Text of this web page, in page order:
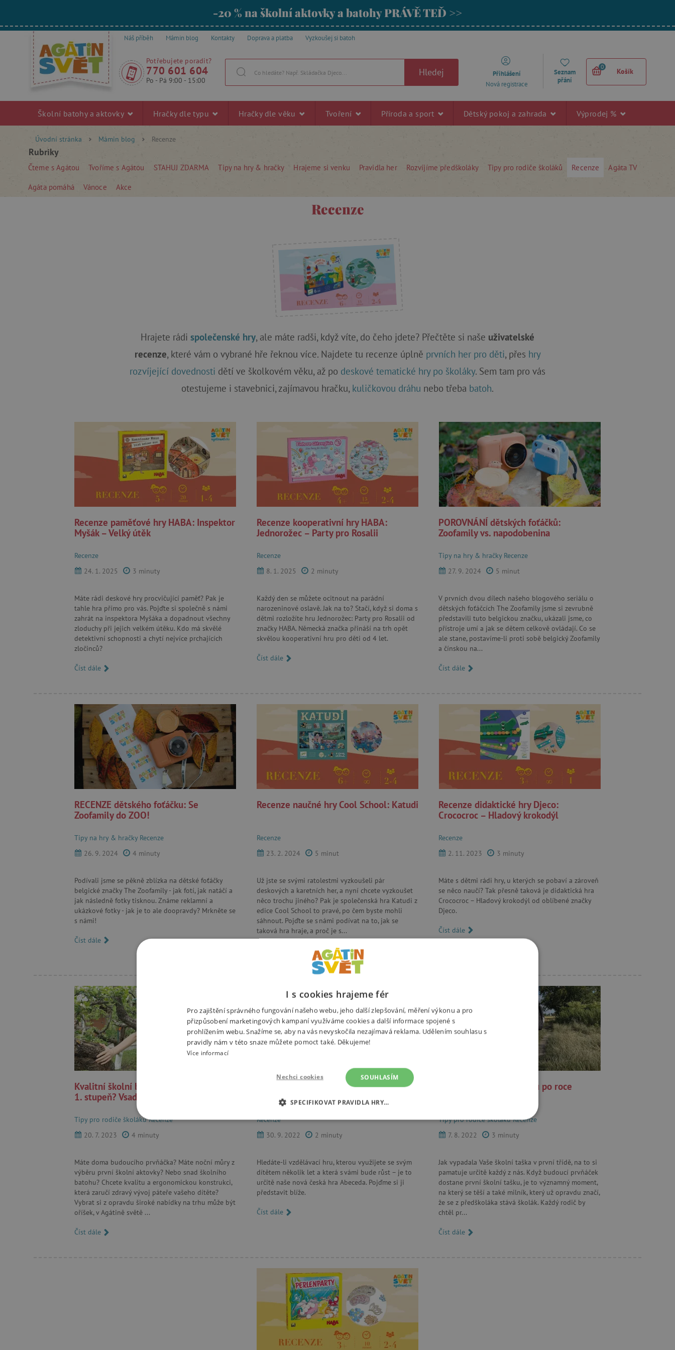
-20 % na školní aktovky a batohy PRÁVĚ TEĎ >>
Náš příběh Mámin blog Kontakty Doprava a platba Vyzkoušej si batoh
Potřebujete poradit?
770 601 604
Po - Pá 9:00 - 15:00
Hledej
Přihlášení
Nová registrace
Seznam
přání
0
Košík
Školní batohy a aktovky Hračky dle typu Hračky dle věku Tvoření Příroda a sport Dětský pokoj a zahrada Výprodej %
Úvodní stránka Mámin blog Recenze
Rubriky
Čteme s Agátou Tvoříme s Agátou STAHUJ ZDARMA Tipy na hry & hračky Hrajeme si venku Pravidla her Rozvíjíme předškoláky Tipy pro rodiče školáků Recenze Agáta TV
Agáta pomáhá Vánoce Akce
Recenze
Hrajete rádi společenské hry, ale máte radši, když víte, do čeho jdete? Přečtěte si naše uživatelské
recenze, které vám o vybrané hře řeknou více. Najdete tu recenze úplně prvních her pro děti, přes hry
rozvíjející dovednosti dětí ve školkovém věku, až po deskové tematické hry po školáky. Sem tam pro vás
otestujeme i stavebnici, zajímavou hračku, kuličkovou dráhu nebo třeba batoh.
Recenze paměťové hry HABA: Inspektor
Myšák – Velký útěk
Recenze
24. 1. 2025
3 minuty
Máte rádi deskové hry procvičující paměť? Pak je
tahle hra přímo pro vás. Pojďte si společně s námi
zahrát na inspektora Myšáka a dopadnout všechny
zloduchy při jejich velkém útěku. Kdo má skvělé
detektivní schopnosti a chytí nejvíce prchajících
zločinců?
Číst dále
Recenze kooperativní hry HABA:
Jednorožec – Party pro Rosalii
Recenze
8. 1. 2025
2 minuty
Každý den se můžete ocitnout na parádní
narozeninové oslavě. Jak na to? Stačí, když si doma s
dětmi rozložíte hru Jednorožec: Party pro Rosalii od
značky HABA. Německá značka přináší na trh opět
skvělou kooperativní hru pro děti od 4 let.
Číst dále
POROVNÁNÍ dětských foťáčků:
Zoofamily vs. napodobenina
Tipy na hry & hračky Recenze
27. 9. 2024
5 minut
V prvních dvou dílech našeho blogového seriálu o
dětských foťáčcích The Zoofamily jsme si zevrubně
představili tuto belgickou značku, ukázali jsme, co
přístroje umí a jak se dětem celkově ovládají. Co se
ale stane, postavíme-li proti sobě belgický Zoofamily
a čínskou na...
Číst dále
RECENZE dětského foťáčku: Se
Zoofamily do ZOO!
Tipy na hry & hračky Recenze
26. 9. 2024
4 minuty
Podívali jsme se pěkně zblízka na dětské foťáčky
belgické značky The Zoofamily - jak fotí, jak natáčí a
jak následně fotky tisknou. Známe reklamní a
ukázkové fotky - jak je to ale doopravdy? Mrkněte se
s námi!
Číst dále
Recenze naučné hry Cool School: Katudi
Recenze
23. 2. 2024
5 minut
Už jste se svými ratolestmi vyzkoušeli pár
deskových a karetních her, a nyní chcete vyzkoušet
něco trochu jiného? Pak je společenská hra Katudi z
edice Cool School to pravé, po čem byste mohli
sáhnout. Pojďte se s námi podívat na to, jak se
taková hra hraje, a proč je s...
Recenze didaktické hry Djeco:
Crococroc – Hladový krokodýl
Recenze
2. 11. 2023
3 minuty
Máte s dětmi rádi hry, u kterých se pobaví a zároveň
se něco naučí? Tak přesně taková je didaktická hra
Crococroc – Hladový krokodýl od oblíbené značky
Djeco.
Číst dále
Kvalitní školní batoh, který pokryje celý
1. stupeň? Vsaďte na Ergobag Prime
Tipy pro rodiče školákůRecenze
20. 7. 2023
4 minuty
Máte doma budoucího prvňáčka? Máte noční můry z
výběru první školní aktovky? Nebo snad školního
batohu? Chcete kvalitu a ergonomickou konstrukci,
která zaručí zdravý vývoj páteře vašeho dítěte?
Vybrat si z opravdu široké nabídky na trhu může být
oříšek, v Agátině světě ...
Číst dále
Recenze hry 4bambini: Abeceda aneb
Pestré hrátky s písmenky a obrázky
Recenze
30. 9. 2022
2 minuty
Hledáte-li vzdělávací hru, kterou využijete se svým
dítětem několik let a která s vámi bude růst – je to
určitě naše nová česká hra Abeceda. Pojďme si ji
představit blíže.
Číst dále
Recenze školního batohu po roce
Tipy pro rodiče školákůRecenze
7. 8. 2022
3 minuty
Jak vypadala Vaše školní taška v první třídě, na to si
pamatuje určitě každý z nás. Když budoucí prvňáček
dostane první školní tašku, je to významný moment,
na který se těší a také milník, který už opravdu značí,
že se z předškoláka stává školák. Každý rodič by
chtěl pr...
Číst dále
I s cookies hrajeme fér
Pro zajištění správného fungování našeho webu, jeho další zlepšování, měření výkonu a pro
přizpůsobení marketingových kampaní využíváme cookies a další informace spojené s
prohlížením webu. Snažíme se, aby na vás nevyskočila nezajímavá reklama. Udělením souhlasu s
pravidly nám v této snaze můžete pomoct také. Děkujeme!
Více informací
SOUHLASÍM
Nechci cookies
SPECIFIKOVAT PRAVIDLA HRY…
NEZBYTNĚ NUTNÉ COOKIES ANALYTICKÉ COOKIES MARKETINGOVÉ COOKIES
Nezbytně nutné cookies Analytické cookies Funkční soubory
Nezbytně nutné soubory cookie umožňují základní funkce webových stránek, jako je přihlášení uživatele a správa účtu. Webové stránky nelze
.vimeo.com
platné zprávy o používání jejich webových stránek.
.agatinsvet.cz 1 rok
Tento soubor cookie se používá k ukládání souhlasu
uživatele s používáním souborů cookies na webových
stránkách a k zajištění souladu s právními požadavky na
získání souhlasu pro určité kategorie cookies.
.agatinsvet.cz
1 rok 1
měsíc
Tento soubor cookie se používá k ukládání souhlasu
uživatele pro cookies na webových stránkách.
CookieScript
1 rok
Tento soubor cookie používá služba Cookie-Script.com k